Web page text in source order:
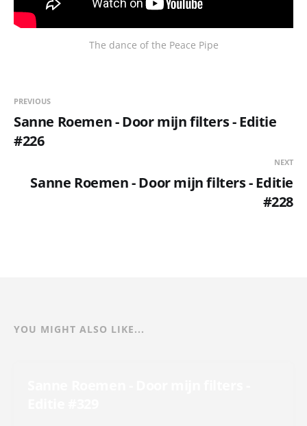
The dance of the Peace Pipe
PREVIOUS
Sanne Roemen - Door mijn filters - Editie
#226
NEXT
Sanne Roemen - Door mijn filters - Editie
#228
YOU MIGHT ALSO LIKE...